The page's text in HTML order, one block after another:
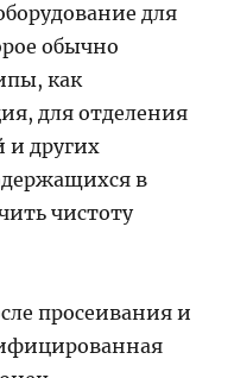
для
обычно
как
для отделения
и других
в
чистоту
просеивания и